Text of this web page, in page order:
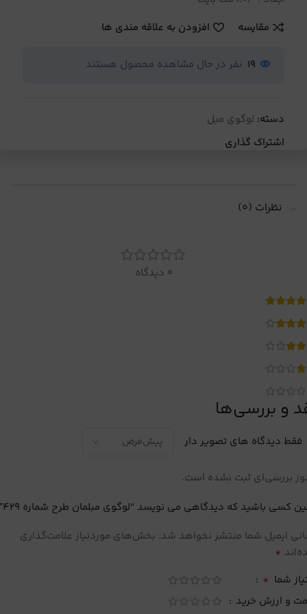
مقایسه
افزودن به علاقه مندی ها
19 نفر در حال مشاهده محصول هستند
دسته: لوگوی مبل
اشتراک گذاری
نظرات (0)
0 دیدگاه
و بررسی‌ها
فقط دیدگاه های تصویر دار
بررسی‌ای ثبت نشده است.
کسی باشید که دیدگاهی می نویسد “لوگوی مبلمان طرح شماره 429”
ایمیل شما منتشر نخواهد شد. بخش‌های موردنیاز علامت‌گذاری
*
شما *
و ارزش خرید